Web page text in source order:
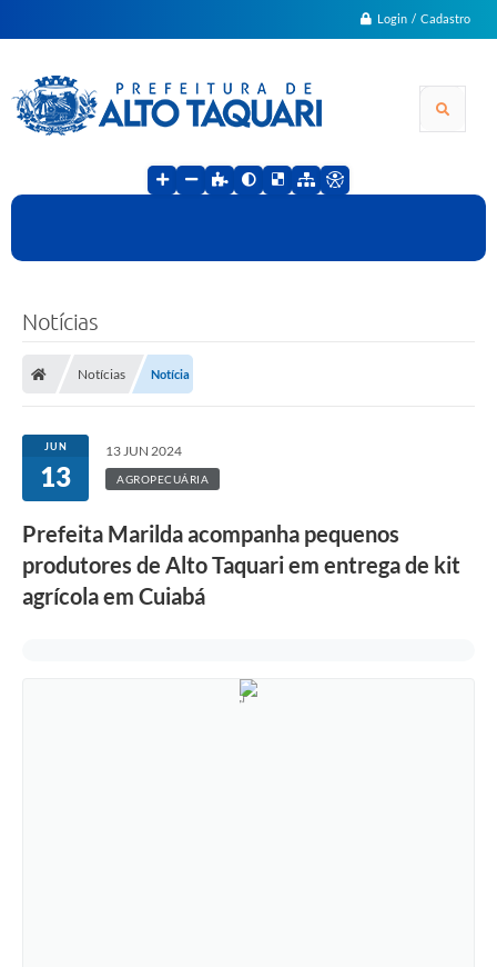
Login / Cadastro
Notícias
Notícias Notícia
JUN
13
13 JUN 2024
AGROPECUÁRIA
Prefeita Marilda acompanha pequenos
produtores de Alto Taquari em entrega de kit
agrícola em Cuiabá